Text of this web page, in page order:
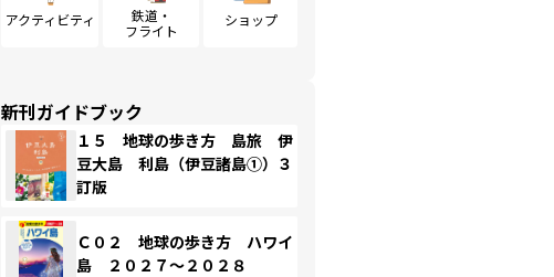
アクティビティ
鉄道・
フライト
ショップ
新刊ガイドブック
１５ 地球の歩き方 島旅 伊
豆大島 利島（伊豆諸島①）３
訂版
Ｃ０２ 地球の歩き方 ハワイ
島 ２０２７～２０２８